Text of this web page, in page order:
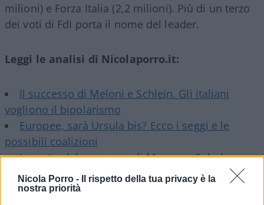
Nicola Porro -
Il rispetto della tua privacy è la
nostra priorità
milioni) e Forza Italia (2,2 milioni). Più di un terzo
dei voti di FdI porta il nome del leader.
Leggi le analisi di Nicolaporro.it:
Il successo di Meloni e Schlein. Gli italiani
vogliono il bipolarismo
Europee, sarà Ursula bis? Ecco i seggi e le
possibili coalizioni
La notte del massacro di Macron e Scholz:
destre prossime al potere
La mossa di Macron: verso una coabitazione?